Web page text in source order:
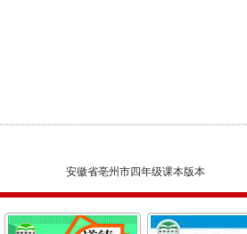
安徽省亳州市四年级课本版本